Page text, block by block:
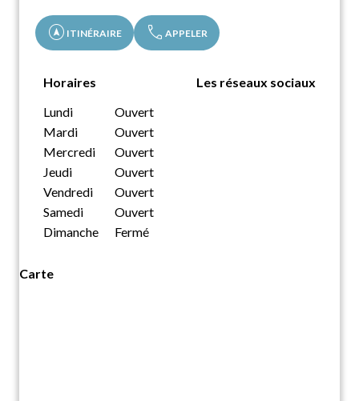
assistant_navigation ITINÉRAIRE call APPELER
Horaires
Lundi
Ouvert
Mardi
Ouvert
Mercredi
Ouvert
Jeudi
Ouvert
Vendredi
Ouvert
Samedi
Ouvert
Dimanche
Fermé
Les réseaux sociaux
Carte